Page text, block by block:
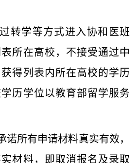
转学等方式进入协和医班
所在高校，不接受通过中
得列表内所在高校的学历
历学位以教育部留学服务
诺所有申请材料真实有效，
材料，即取消报名及录取